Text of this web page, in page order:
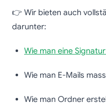
👉 Wir bieten auch
darunter:
Wie man eine
Wie man E-Mails
Wie man Ordner